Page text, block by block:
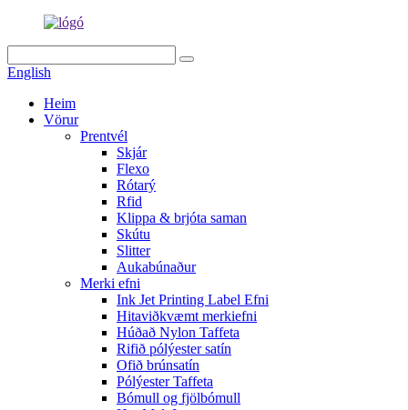
English
Heim
Vörur
Prentvél
Skjár
Flexo
Rótarý
Rfid
Klippa & brjóta saman
Skútu
Slitter
Aukabúnaður
Merki efni
Ink Jet Printing Label Efni
Hitaviðkvæmt merkiefni
Húðað Nylon Taffeta
Rifið pólýester satín
Ofið brúnsatín
Pólýester Taffeta
Bómull og fjölbómull